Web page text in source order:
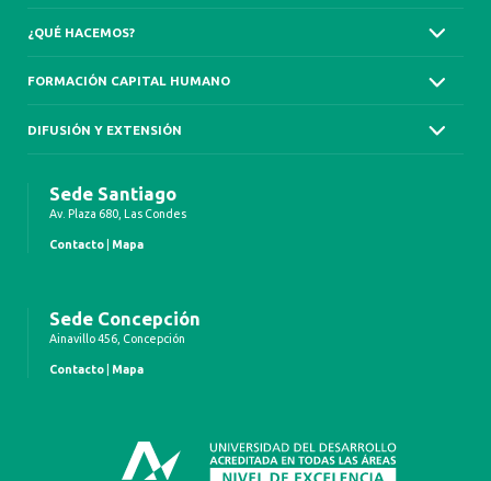
¿QUÉ HACEMOS?
FORMACIÓN CAPITAL HUMANO
DIFUSIÓN Y EXTENSIÓN
Sede Santiago
Av. Plaza 680, Las Condes
Contacto Mapa
Sede Concepción
Ainavillo 456, Concepción
Contacto Mapa